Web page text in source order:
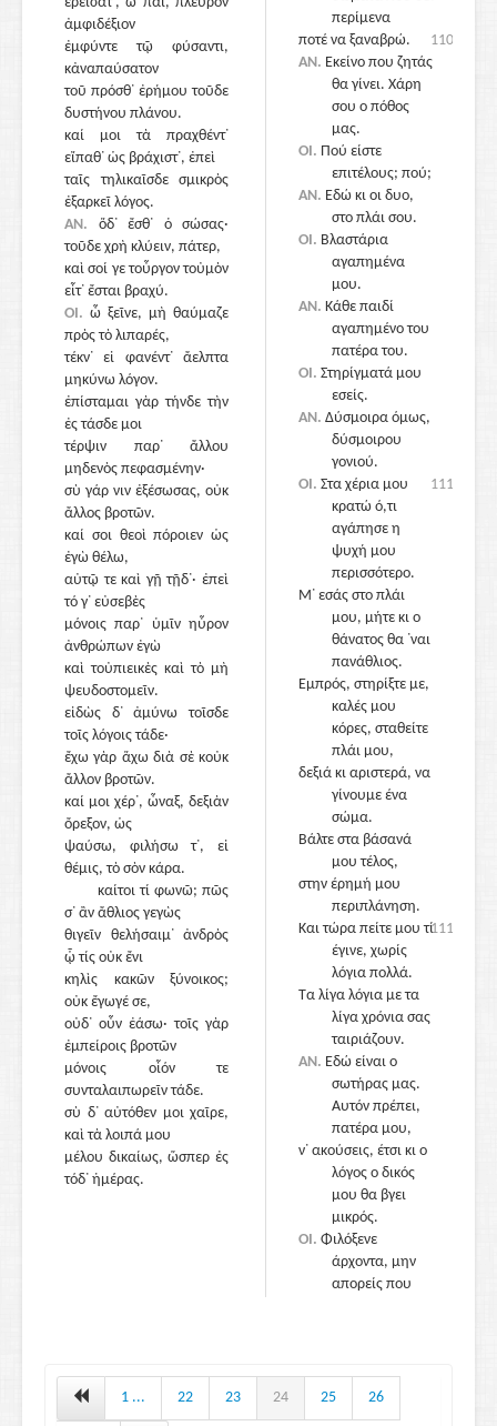
ἀμφιδέξιον
ἐμφύντε τῷ φύσαντι,
κἀναπαύσατον
τοῦ πρόσθ᾽ ἐρήμου τοῦδε
δυστήνου πλάνου.
καί μοι τὰ πραχθέντ᾽
εἴπαθ᾽ ὡς βράχιστ᾽, ἐπεὶ
ταῖς τηλικαῖσδε σμικρὸς
ἐξαρκεῖ λόγος.
ΑΝ. ὅδ᾽ ἔσθ᾽ ὁ σώσας·
τοῦδε χρὴ κλύειν, πάτερ,
καὶ σοί γε τοὖργον τοὐμὸν
εἶτ᾽ ἔσται βραχύ.
ΟΙ. ὦ ξεῖνε, μὴ θαύμαζε
πρὸς τὸ λιπαρές,
τέκν᾽ εἰ φανέντ᾽ ἄελπτα
μηκύνω λόγον.
ἐπίσταμαι γὰρ τήνδε τὴν
ἐς τάσδε μοι
τέρψιν παρ᾽ ἄλλου
μηδενὸς πεφασμένην·
σὺ γάρ νιν ἐξέσωσας, οὐκ
ἄλλος βροτῶν.
καί σοι θεοὶ πόροιεν ὡς
ἐγὼ θέλω,
αὐτῷ τε καὶ γῇ τῇδ᾽· ἐπεὶ
τό γ᾽ εὐσεβὲς
μόνοις παρ᾽ ὑμῖν ηὗρον
ἀνθρώπων ἐγὼ
καὶ τοὐπιεικὲς καὶ τὸ μὴ
ψευδοστομεῖν.
εἰδὼς δ᾽ ἀμύνω τοῖσδε
τοῖς λόγοις τάδε·
ἔχω γὰρ ἅχω διὰ σὲ κοὐκ
ἄλλον βροτῶν.
καί μοι χέρ᾽, ὦναξ, δεξιὰν
ὄρεξον, ὡς
ψαύσω, φιλήσω τ᾽, εἰ
θέμις, τὸ σὸν κάρα.
καίτοι τί φωνῶ; πῶς
σ᾽ ἂν ἄθλιος γεγὼς
θιγεῖν θελήσαιμ᾽ ἀνδρὸς
ᾧ τίς οὐκ ἔνι
κηλὶς κακῶν ξύνοικος;
οὐκ ἔγωγέ σε,
οὐδ᾽ οὖν ἐάσω· τοῖς γὰρ
ἐμπείροις βροτῶν
μόνοις οἷόν τε
συνταλαιπωρεῖν τάδε.
σὺ δ᾽ αὐτόθεν μοι χαῖρε,
καὶ τὰ λοιπά μου
μέλου δικαίως, ὥσπερ ἐς
τόδ᾽ ἡμέρας.
περίμενα
1105
ποτέ να ξαναβρώ.
ΑΝ. Εκείνο που ζητάς
θα γίνει. Χάρη
σου ο πόθος
μας.
ΟΙ. Πού είστε
επιτέλους; πού;
ΑΝ. Εδώ κι οι δυο,
στο πλάι σου.
ΟΙ. Βλαστάρια
αγαπημένα
μου.
ΑΝ. Κάθε παιδί
αγαπημένο του
πατέρα του.
ΟΙ. Στηρίγματά μου
εσείς.
ΑΝ. Δύσμοιρα όμως,
δύσμοιρου
γονιού.
1110
ΟΙ. Στα χέρια μου
κρατώ ό,τι
αγάπησε η
ψυχή μου
περισσότερο.
Μ᾽ εσάς στο πλάι
μου, μήτε κι ο
θάνατος θα ᾽ναι
πανάθλιος.
Εμπρός, στηρίξτε με,
καλές μου
κόρες, σταθείτε
πλάι μου,
δεξιά κι αριστερά, να
γίνουμε ένα
σώμα.
Βάλτε στα βάσανά
μου τέλος,
στην έρημή μου
περιπλάνηση.
1115
Και τώρα πείτε μου τί
έγινε, χωρίς
λόγια πολλά.
Τα λίγα λόγια με τα
λίγα χρόνια σας
ταιριάζουν.
ΑΝ. Εδώ είναι ο
σωτήρας μας.
Αυτόν πρέπει,
πατέρα μου,
ν᾽ ακούσεις, έτσι κι ο
λόγος ο δικός
μου θα βγει
μικρός.
ΟΙ. Φιλόξενε
άρχοντα, μην
απορείς που
παιδιά μου,
που ανέλπιστα τα
ξαναβλέπω.
1 ... 22 23 24 25 26